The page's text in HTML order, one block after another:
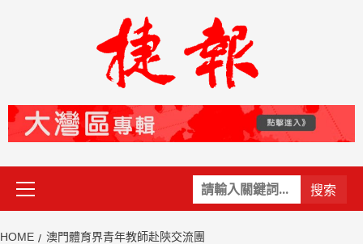
關
鍵
Primary
Menu
HOME 澳門體育界青年教師赴陝交流團